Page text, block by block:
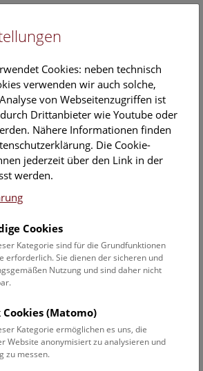
EN
Kindergarten- und
Siehier
16.1.2022
auswählen
Suche
Cookies: neben technisch
verwenden wir auch solche,
von Webseitenzugriffen ist
Drittanbieter wie Youtube oder
Nähere Informationen finden
Die Cookie-
jederzeit über den Link in der
werden.
Cookies
Kategorie sind für die Grundfunktionen
erforderlich. Sie dienen der sicheren und
Nutzung und sind daher nicht
(Matomo)
Kategorie ermöglichen es uns, die
Website anonymisiert zu analysieren und
zu messen.